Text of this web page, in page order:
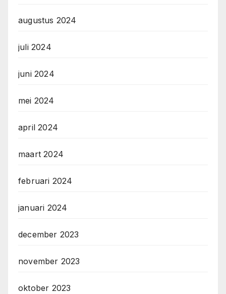
augustus 2024
juli 2024
juni 2024
mei 2024
april 2024
maart 2024
februari 2024
januari 2024
december 2023
november 2023
oktober 2023